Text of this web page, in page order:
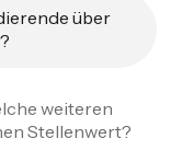
über
weiteren
Stellenwert?